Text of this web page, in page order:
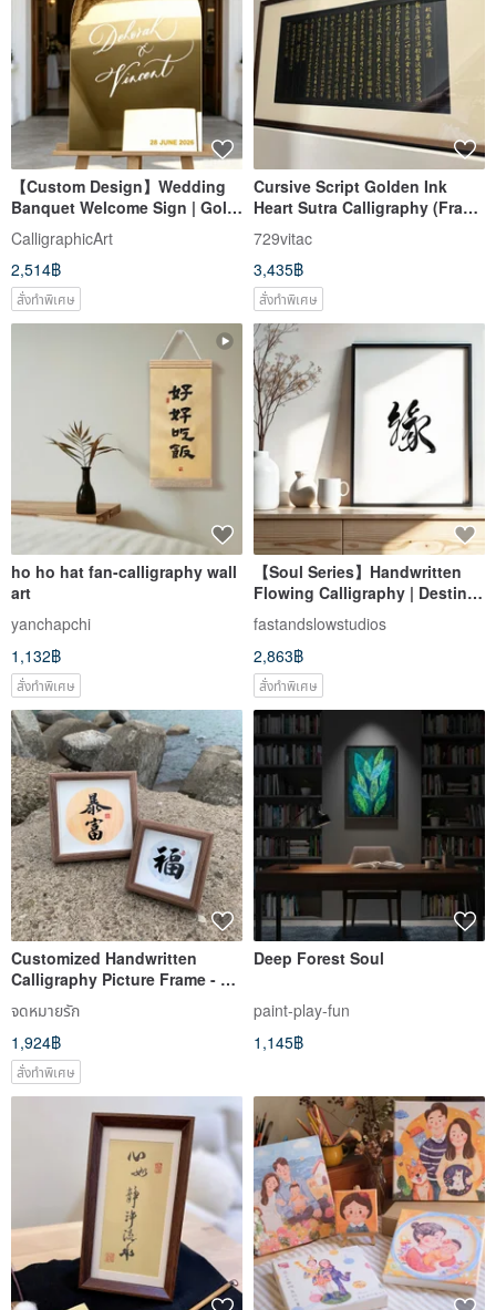
【Custom Design】Wedding
Banquet Welcome Sign | Gold
Mirror Acrylic | Wedding
Venue
CalligraphicArt
2,514฿
สั่งทำพิเศษ
Cursive Script Golden Ink
Heart Sutra Calligraphy (Frame
Festival Wedding
Housewarming
729vitac
3,435฿
สั่งทำพิเศษ
ho ho hat fan-calligraphy wall
art
yanchapchi
1,132฿
สั่งทำพิเศษ
【Soul Series】Handwritten
Flowing Calligraphy | Destiny |
Framed
fastandslowstudios
2,863฿
สั่งทำพิเศษ
Customized Handwritten
Calligraphy Picture Frame - 6-
inch Round
จดหมายรัก
1,924฿
สั่งทำพิเศษ
Deep Forest Soul
paint-play-fun
1,145฿